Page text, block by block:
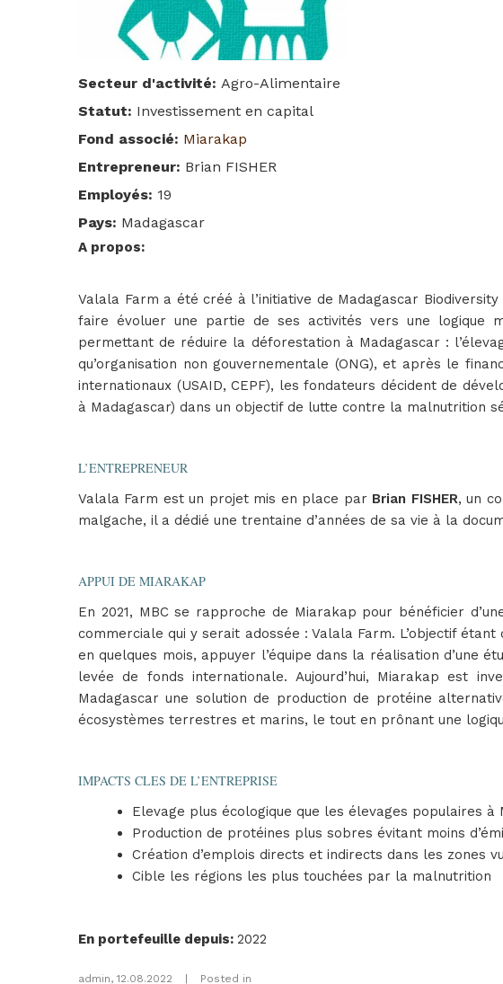
Secteur d'activité: Agro-Alimentaire
Statut: Investissement en capital
Fond associé: Miarakap
Entrepreneur: Brian FISHER
Employés: 19
Pays: Madagascar
A propos:
Valala Farm a été créé à l’initiative de Madagascar
faire évoluer une partie de ses activités vers une logique
permettant de réduire la déforestation à Madagascar :
qu’organisation non gouvernementale (ONG), et après le
internationaux (USAID, CEPF), les fondateurs décident de
à Madagascar) dans un objectif de lutte contre la malnutrition
L’ENTREPRENEUR
Valala Farm est un projet mis en place par Brian FISHER, un
malgache, il a dédié une trentaine d’années de sa vie à la
APPUI DE MIARAKAP
En 2021, MBC se rapproche de Miarakap pour bénéficier
commerciale qui y serait adossée : Valala Farm. L’objectif
en quelques mois, appuyer l’équipe dans la réalisation d’une
levée de fonds internationale. Aujourd’hui, Miarakap est
Madagascar une solution de production de protéine
écosystèmes terrestres et marins, le tout en prônant une
IMPACTS CLES DE L’ENTREPRISE
Elevage plus écologique que les élevages populaires à
Production de protéines plus sobres évitant moins
Création d’emplois directs et indirects dans les zones
Cible les régions les plus touchées par la malnutrition
En portefeuille depuis: 2022
admin, 12.08.2022 Posted in